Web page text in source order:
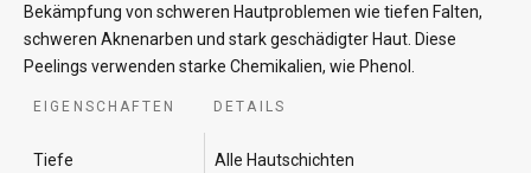
Bekämpfung von schweren Hautproblemen wie tiefen Falten,
schweren Aknenarben und stark geschädigter Haut. Diese
Peelings verwenden starke Chemikalien, wie Phenol.
EIGENSCHAFTEN DETAILS
Tiefe Alle Hautschichten